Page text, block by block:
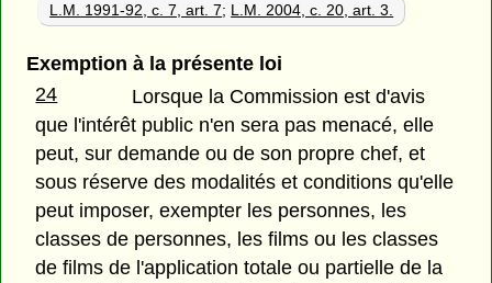
L.M. 1991-92, c. 7, art. 7; L.M. 2004, c. 20, art. 3.
Exemption à la présente loi
24
Lorsque la Commission est d'avis
que l'intérêt public n'en sera pas menacé, elle
peut, sur demande ou de son propre chef, et
sous réserve des modalités et conditions qu'elle
peut imposer, exempter les personnes, les
classes de personnes, les films ou les classes
de films de l'application totale ou partielle de la